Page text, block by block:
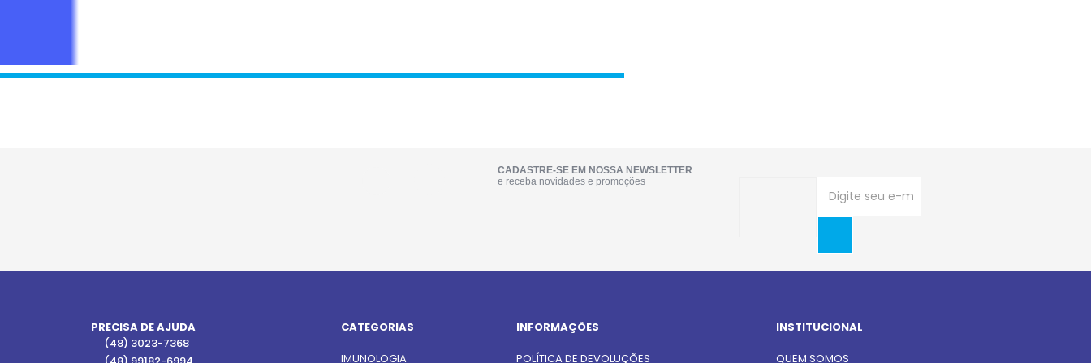
CADASTRE-SE EM NOSSA NEWSLETTER
e receba novidades e promoções
PRECISA DE AJUDA
(48) 3023-7368
CATEGORIAS
IMUNOLOGIA
INFORMAÇÕES
POLÍTICA DE DEVOLUÇÕES
INSTITUCIONAL
QUEM SOMOS